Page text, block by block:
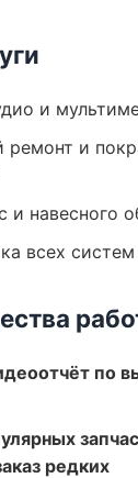
и
ремонт и
и навесного
всех
по
редких